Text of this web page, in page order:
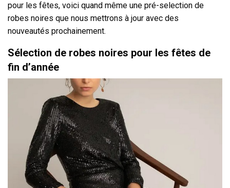
pour les fêtes, voici quand même une pré-selection de
robes noires que nous mettrons à jour avec des
nouveautés prochainement.
Sélection de robes noires pour les fêtes de
fin d’année